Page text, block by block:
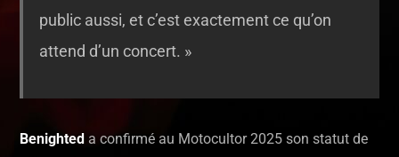
public aussi, et c’est exactement ce qu’on
attend d’un concert. »
Benighted a confirmé au Motocultor 2025 son statut de